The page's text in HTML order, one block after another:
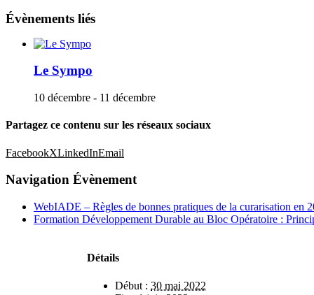
Évènements liés
Le Sympo
10 décembre - 11 décembre
Partagez ce contenu sur les réseaux sociaux
FacebookXLinkedInEmail
Navigation Évènement
WebIADE – Règles de bonnes pratiques de la curarisation en
Formation Développement Durable au Bloc Opératoire :
Détails
Début : 30 mai 2022